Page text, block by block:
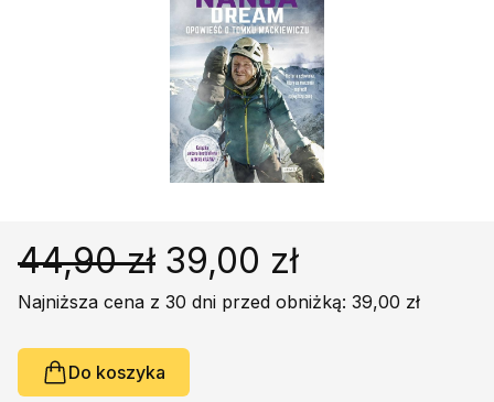
Książki obcojęzyczne
Poradniki, leksykony...
Podręczniki szkolne
Promocja
44,90 zł 39,00 zł
Najniższa cena z 30 dni przed obniżką: 39,00 zł
Do koszyka